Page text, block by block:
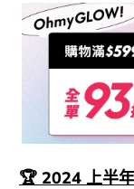
🏆 2024 上半